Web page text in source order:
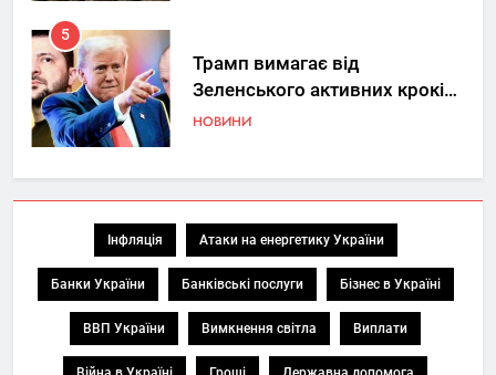
5
Трамп вимагає від
Зеленського активних кроків
у мирному процесі
НОВИНИ
6
“Київтеплоенерго” через
обшуки СБУ
НОВИНИ
Де в Україні реально купити
Інфляція Атаки на енергетику України
Банки України Банківські послуги Бізнес в Україні
ВВП України Вимкнення світла Виплати